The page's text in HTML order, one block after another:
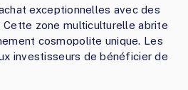
exceptionnelles avec des
zone multiculturelle abrite
cosmopolite unique. Les
investisseurs de bénéficier de